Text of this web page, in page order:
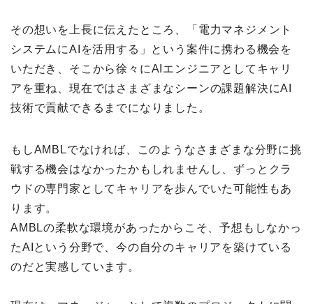
その想いを上長に伝えたところ、「電力マネジメント
システムにAIを活用する」という案件に携わる機会を
いただき、そこから徐々にAIエンジニアとしてキャリ
アを重ね、現在ではさまざまなシーンの課題解決にAI
技術で貢献できるまでになりました。
もしAMBLでなければ、このようなさまざまな分野に挑
戦する機会はなかったかもしれませんし、ずっとクラ
ウドの専門家としてキャリアを歩んでいた可能性もあ
ります。
AMBLの柔軟な環境があったからこそ、予想もしなかっ
たAIという分野で、今の自分のキャリアを築けている
のだと実感しています。